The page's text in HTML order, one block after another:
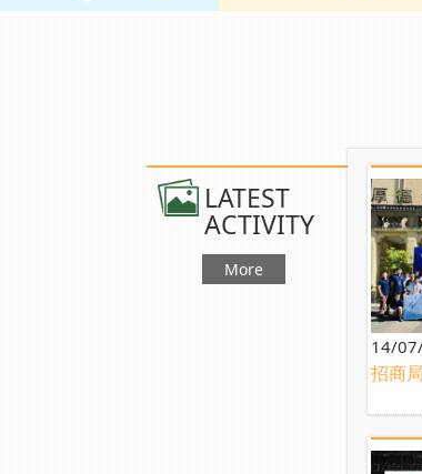
LATEST
ACTIVITY
More
14/
招商